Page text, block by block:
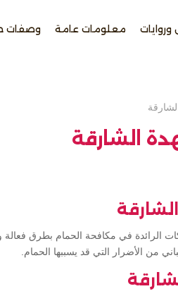
معلومات عامة وصفات
الشارقة
الرائدة في مكافحة الحمام بطرق فعالة
من الأضرار التي قد يسببها الحمام.